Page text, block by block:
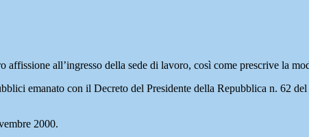
all’ingresso della sede di lavoro, così come prescrive la
emanato con il Decreto del Presidente della Repubblica n. 62
2000.